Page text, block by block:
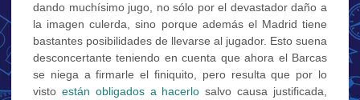
dando muchísimo jugo, no sólo por el devastador daño a
la imagen culerda, sino porque además el Madrid tiene
bastantes posibilidades de llevarse al jugador. Esto suena
desconcertante teniendo en cuenta que ahora el Barcas
se niega a firmarle el finiquito, pero resulta que por lo
visto están obligados a hacerlosalvo causa justificada,